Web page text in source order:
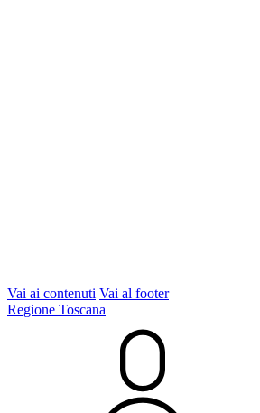
Vai ai contenuti Vai al footer
Regione Toscana